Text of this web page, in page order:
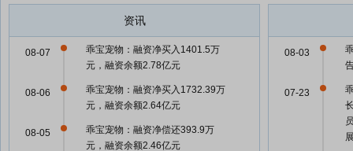
资讯
乖宝宠物：融资净买入1401.5万
元，融资余额2.78亿元
08-07
乖宝宠物：融资净买入1732.39万
元，融资余额2.64亿元
08-06
乖宝宠物：融资净偿还393.9万
元，融资余额2.46亿元
08-05
08-03
07-23